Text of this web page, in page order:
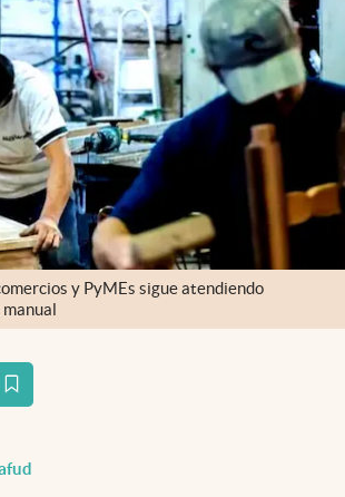
y PyMEs sigue atendiendo